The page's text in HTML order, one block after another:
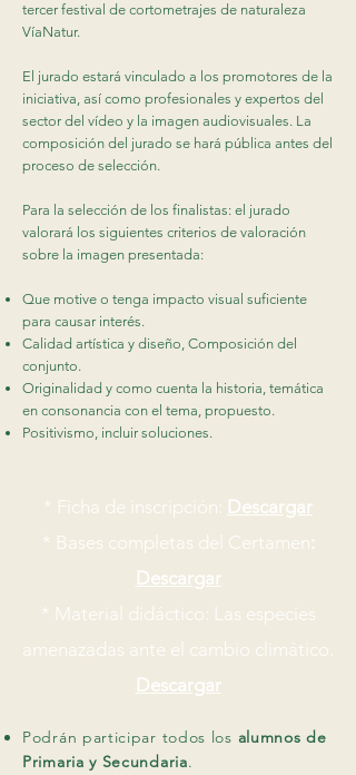
tercer festival de cortometrajes de naturaleza
VíaNatur​.
El jurado estará vinculado a los promotores de la
iniciativa, así como profesionales y expertos del
sector del vídeo y la imagen audiovisuales. La
composición del jurado se hará pública antes del
proceso de selección.
Para la selección de los finalistas: el jurado
valorará los siguientes criterios de valoración
sobre la imagen presentada:
Que motive o tenga impacto visual suficiente
para causar interés.
Calidad artística y diseño, Composición del
conjunto.
Originalidad y como cuenta la historia, temática
en consonancia con el tema, propuesto.
Positivismo, incluir soluciones.
* Ficha de inscripción: Descargar
* Bases completas del Certamen:
Descargar
* Material didáctico: Las especies
amenazadas ante el cambio climático.
Descargar
Podrán participar todos los alumnos de
Primaria y Secundaria.